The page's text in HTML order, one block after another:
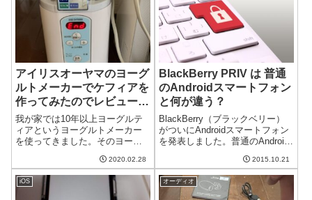
像保存サービス...
IdeaPad Due...
アイリスオーヤマのヨーグ
ルトメーカーでケフィアを
作ってみたのでレビュー
ヨーグルティアとの比較も
我が家では10年以上ヨーグルテ
ィアというヨーグルトメーカー
を使ってきました。そのヨーグ
次の製品を探すことに。最終的
に選んだのはアイリスオーヤマ
のIYM-14です。ヒーターか温度
センサーが壊れたヨーグルティ
2020.02.28
BlackBerry PRIV は 普通
のAndroidスマートフォン
と何が違う？
BlackBerry（ブラックベリー）
がついにAndroidスマートフォン
を発表しました。普通のAndroid
つけただけだと差別化にならな
さそうですが、BlackBerry PRIV
の特徴とは何でしょうか？セキ
2015.10.21
iOS オーディオ